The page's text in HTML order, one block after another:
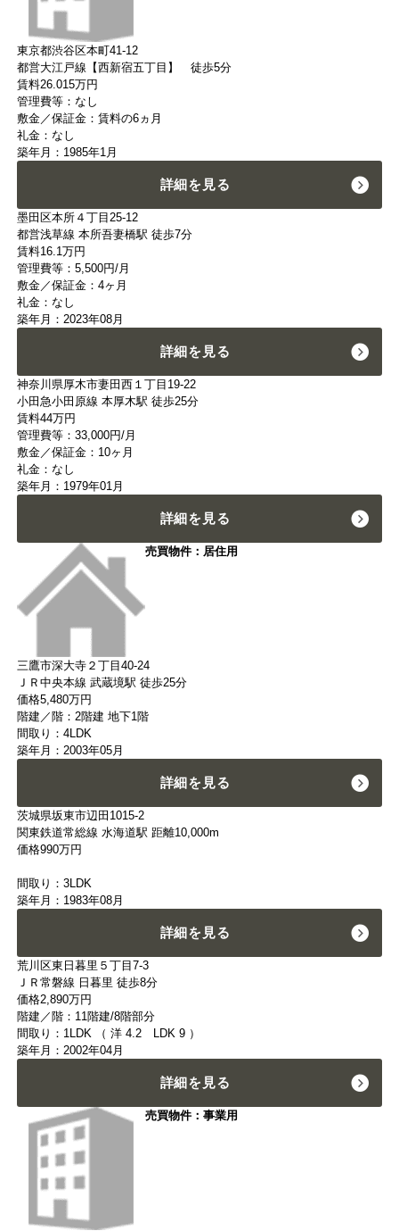
東京都渋谷区本町41-12
都営大江戸線【西新宿五丁目】 徒歩5分
賃料26.015万円
管理費等：なし
敷金／保証金：賃料の6ヵ月
礼金：なし
築年月：1985年1月
詳細を見る
墨田区本所４丁目25-12
都営浅草線 本所吾妻橋駅 徒歩7分
賃料16.1万円
管理費等：5,500円/月
敷金／保証金：4ヶ月
礼金：なし
築年月：2023年08月
詳細を見る
神奈川県厚木市妻田西１丁目19-22
小田急小田原線 本厚木駅 徒歩25分
賃料44万円
管理費等：33,000円/月
敷金／保証金：10ヶ月
礼金：なし
築年月：1979年01月
詳細を見る
売買物件：居住用
三鷹市深大寺２丁目40-24
ＪＲ中央本線 武蔵境駅 徒歩25分
価格5,480万円
階建／階：2階建 地下1階
間取り：4LDK
築年月：2003年05月
詳細を見る
茨城県坂東市辺田1015-2
関東鉄道常総線 水海道駅 距離10,000m
価格990万円
間取り：3LDK
築年月：1983年08月
詳細を見る
荒川区東日暮里５丁目7-3
ＪＲ常磐線 日暮里 徒歩8分
価格2,890万円
階建／階：11階建/8階部分
間取り：1LDK （ 洋 4.2 LDK 9 ）
築年月：2002年04月
詳細を見る
売買物件：事業用